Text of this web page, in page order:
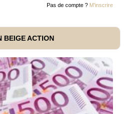
Pas de compte ? M'inscrire
BEIGE ACTION